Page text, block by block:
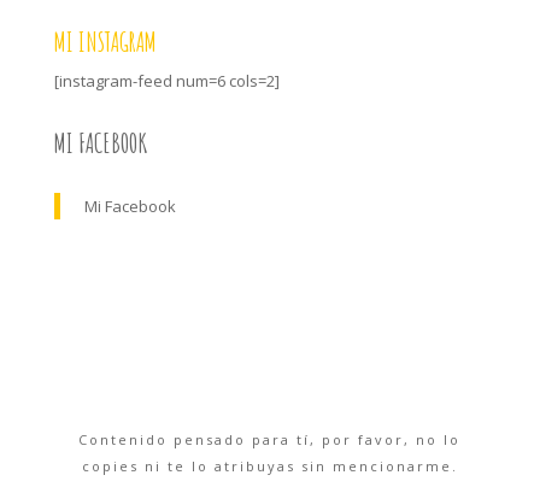
MI INSTAGRAM
[instagram-feed num=6 cols=2]
MI FACEBOOK
Mi Facebook
Contenido pensado para tí, por favor, no lo
copies ni te lo atribuyas sin mencionarme.